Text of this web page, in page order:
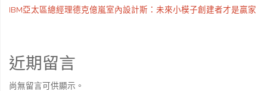
IBM亞太區總經理德克億嵐室內設計斯：未來小模子創建者才是贏家
近期留言
尚無留言可供顯示。